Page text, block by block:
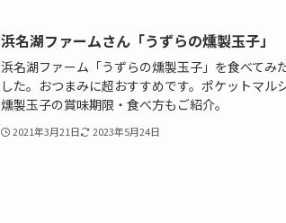
浜名湖ファームさん「うずらの燻製玉子」
浜名湖ファーム「うずらの燻製玉子」を食べてみ
した。おつまみに超おすすめです。ポケットマル
燻製玉子の賞味期限・食べ方もご紹介。
2021年3月21日 2023年5月24日